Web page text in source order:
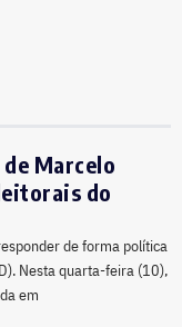
Marcelo
do
de forma política
Nesta quarta-feira (10),
em